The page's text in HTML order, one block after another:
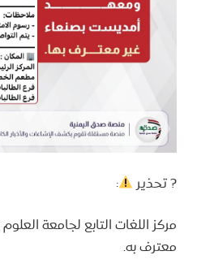
? تحذير
:
مركز اللغات التابع لجامعة
معترف به.